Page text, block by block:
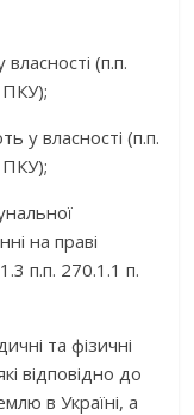
(п.п.
ПКУ);
у власності (п.п.
ПКУ);
на праві
п.п. 270.1.1 п.
та фізичні
відповідно до
в Україні, а